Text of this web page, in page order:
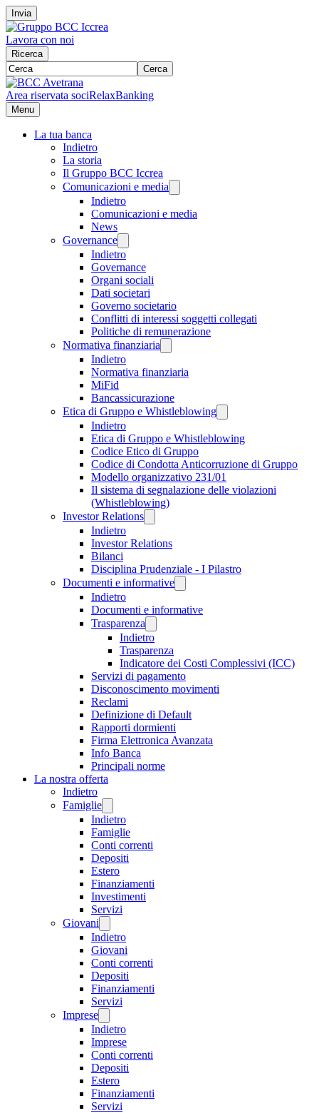
Invia
Lavora con noi
Ricerca
Cerca
Area riservata sociRelaxBanking
Menu
La tua banca
Indietro
La storia
Il Gruppo BCC Iccrea
Comunicazioni e media
Indietro
Comunicazioni e media
News
Governance
Indietro
Governance
Organi sociali
Dati societari
Governo societario
Conflitti di interessi soggetti collegati
Politiche di remunerazione
Normativa finanziaria
Indietro
Normativa finanziaria
MiFid
Bancassicurazione
Etica di Gruppo e Whistleblowing
Indietro
Etica di Gruppo e Whistleblowing
Codice Etico di Gruppo
Codice di Condotta Anticorruzione di Gruppo
Modello organizzativo 231/01
Il sistema di segnalazione delle violazioni
(Whistleblowing)
Investor Relations
Indietro
Investor Relations
Bilanci
Disciplina Prudenziale - I Pilastro
Documenti e informative
Indietro
Documenti e informative
Trasparenza
Indietro
Trasparenza
Indicatore dei Costi Complessivi (ICC)
Servizi di pagamento
Disconoscimento movimenti
Reclami
Definizione di Default
Rapporti dormienti
Firma Elettronica Avanzata
Info Banca
Principali norme
La nostra offerta
Indietro
Famiglie
Indietro
Famiglie
Conti correnti
Depositi
Estero
Finanziamenti
Investimenti
Servizi
Giovani
Indietro
Giovani
Conti correnti
Depositi
Finanziamenti
Servizi
Imprese
Indietro
Imprese
Conti correnti
Depositi
Estero
Finanziamenti
Servizi